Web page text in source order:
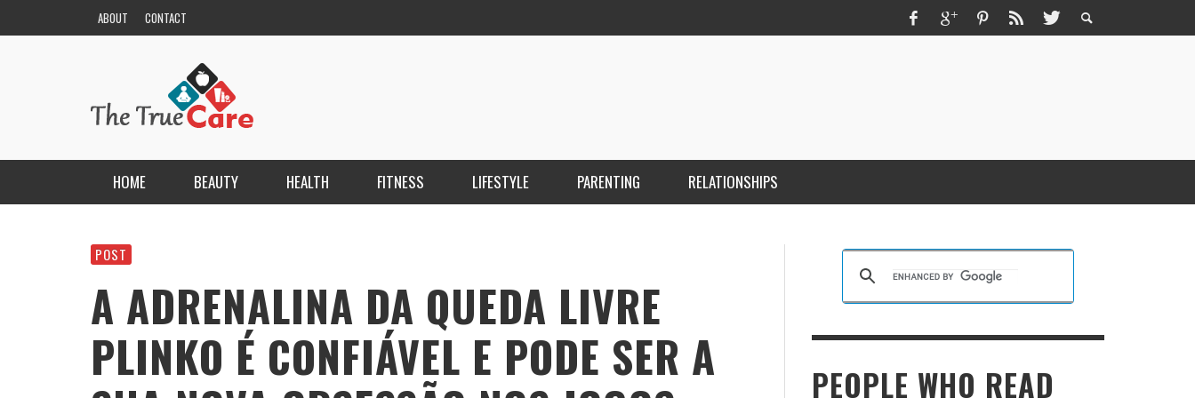
ABOUT CONTACT
HOME BEAUTY
SKIN
HEALTH FITNESS LIFESTYLE
ESCORT PORTALI
KRISTEN R SMITH , MARCH 14, 2026
PARENTING RELATIONSHIPS
POST
A ADRENALINA DA QUEDA LIVRE
PLINKO É CONFIÁVEL E PODE SER A
PEOPLE WHO READ